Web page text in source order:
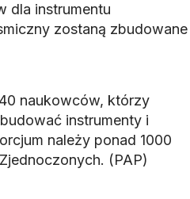
dla instrumentu
zostaną zbudowane
naukowców, którzy
instrumenty i
należy ponad 1000
(PAP)